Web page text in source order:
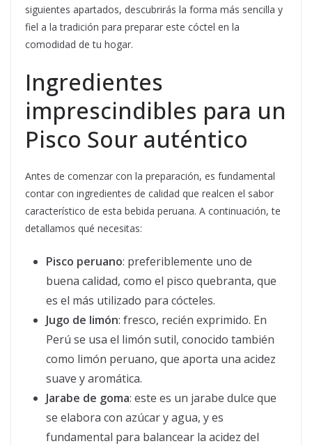
siguientes apartados, descubrirás la forma más sencilla y
fiel a la tradición para preparar este cóctel en la
comodidad de tu hogar.
Ingredientes
imprescindibles para un
Pisco Sour auténtico
Antes de comenzar con la preparación, es fundamental
contar con ingredientes de calidad que realcen el sabor
característico de esta bebida peruana. A continuación, te
detallamos qué necesitas:
Pisco peruano: preferiblemente uno de
buena calidad, como el pisco quebranta, que
es el más utilizado para cócteles.
Jugo de limón: fresco, recién exprimido. En
Perú se usa el limón sutil, conocido también
como limón peruano, que aporta una acidez
suave y aromática.
Jarabe de goma: este es un jarabe dulce que
se elabora con azúcar y agua, y es
fundamental para balancear la acidez del